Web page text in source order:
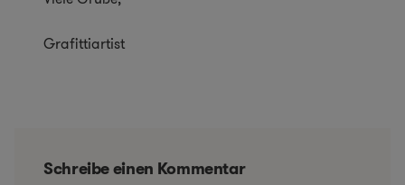
Grafittiartist
Schreibe einen Kommentar